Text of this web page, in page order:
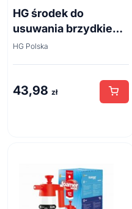
HG środek do
usuwania brzydkiego
zapachu z odpływów
HG Polska
43,98 zł